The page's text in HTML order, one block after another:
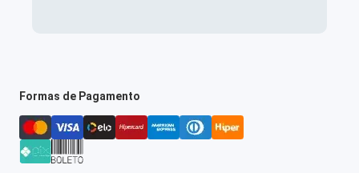
Formas de Pagamento